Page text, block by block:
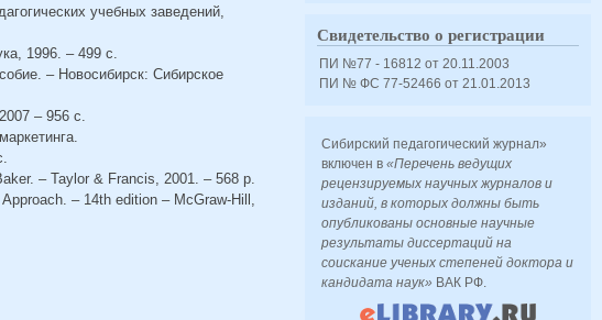
учебных заведений,
1996. – 499 с.
– Новосибирск: Сибирское
– 956 с.
– Taylor & Francis, 2001. – 568 p.
– 14th edition – McGraw-Hill,
Свидетельство о регистрации
ПИ №77 - 16812 от 20.11.2003
ПИ № ФС 77-52466 от 21.01.2013
Сибирский педагогический журнал»
включен в«Перечень ведущих
рецензируемых научных журналов и
изданий, в которых должны быть
опубликованы основные научные
результаты диссертаций на
соискание ученых степеней доктора и
кандидата наук» ВАК РФ.